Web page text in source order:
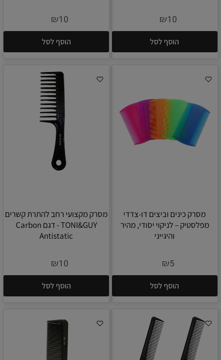
₪10
הוסף לסל
₪10
הוסף לסל
מסרק כינים וביצים דו-צדדי
מפלסטיק – לניקוי יסודי, מהיר
והיגייני
₪5
הוסף לסל
מסרק מקצועי רחב להתרת קשרים
TONI&GUY - דגם Carbon
Antistatic
₪10
הוסף לסל